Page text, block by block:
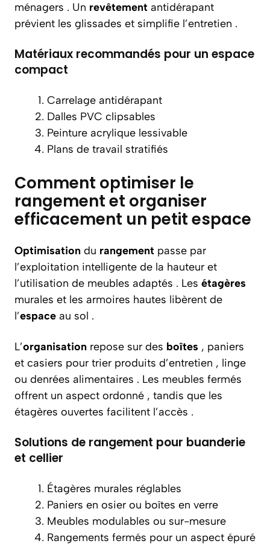
ménagers . Un revêtement antidérapant
prévient les glissades et simplifie l’entretien .
Matériaux recommandés pour un espace
compact
Carrelage antidérapant
Dalles PVC clipsables
Peinture acrylique lessivable
Plans de travail stratifiés
Comment optimiser le
rangement et organiser
efficacement un petit espace
Optimisation du rangement passe par
l’exploitation intelligente de la hauteur et
l’utilisation de meubles adaptés . Les étagères
murales et les armoires hautes libèrent de
l’espace au sol .
L’organisation repose sur des boîtes , paniers
et casiers pour trier produits d’entretien , linge
ou denrées alimentaires . Les meubles fermés
offrent un aspect ordonné , tandis que les
étagères ouvertes facilitent l’accès .
Solutions de rangement pour buanderie
et cellier
Étagères murales réglables
Paniers en osier ou boîtes en verre
Meubles modulables ou sur-mesure
Rangements fermés pour un aspect épuré